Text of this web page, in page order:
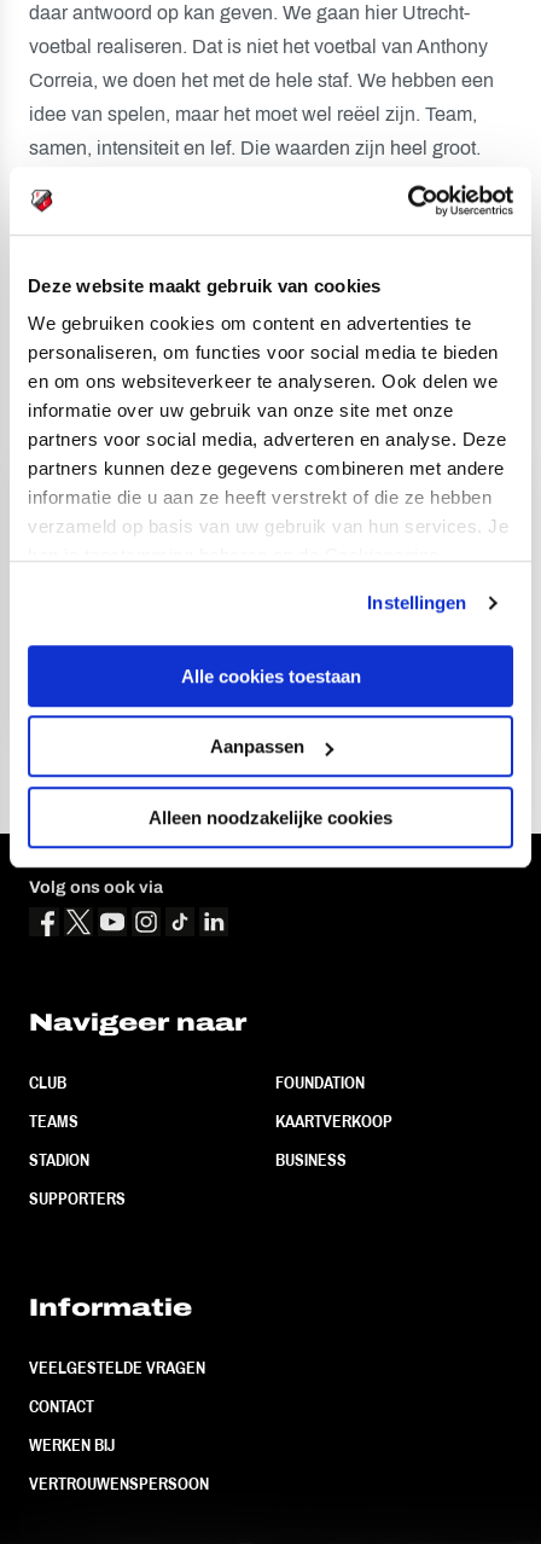
Deze website maakt gebruik van cookies
We gebruiken cookies om content en advertenties te
personaliseren, om functies voor social media te bieden
en om ons websiteverkeer te analyseren. Ook delen we
informatie over uw gebruik van onze site met onze
partners voor social media, adverteren en analyse. Deze
partners kunnen deze gegevens combineren met andere
informatie die u aan ze heeft verstrekt of die ze hebben
verzameld op basis van uw gebruik van hun services. Je
Instellingen
Alle cookies toestaan
Aanpassen
Alleen noodzakelijke cookies
daar antwoord op kan geven. We gaan hier Utrecht-
voetbal realiseren. Dat is niet het voetbal van Anthony
Correia, we doen het met de hele staf. We hebben een
idee van spelen, maar het moet wel reëel zijn. Team,
samen, intensiteit en lef. Die waarden zijn heel groot.
Maar hoe het er precies uit gaat zien, ligt vooral aan de
spelers.”
FC Utrecht en zijn visie op het trainerschap hoor en zie
je in de nieuwe vodcast. Die is te bekijken via ons
YouTube-kanaal en te beluisteren via de bekende
podcastplatforms.
Volg ons ook via
Navigeer naar
CLUB
TEAMS
STADION
SUPPORTERS
FOUNDATION
KAARTVERKOOP
BUSINESS
Informatie
VEELGESTELDE VRAGEN
CONTACT
WERKEN BIJ
VERTROUWENSPERSOON